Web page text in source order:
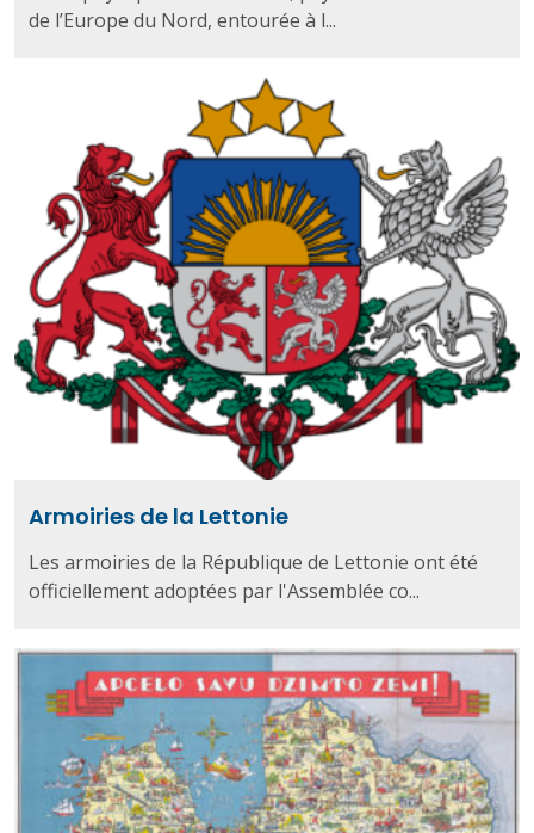
de l’Europe du Nord, entourée à l...
Armoiries de la Lettonie
Les armoiries de la République de Lettonie ont été
officiellement adoptées par l'Assemblée co...